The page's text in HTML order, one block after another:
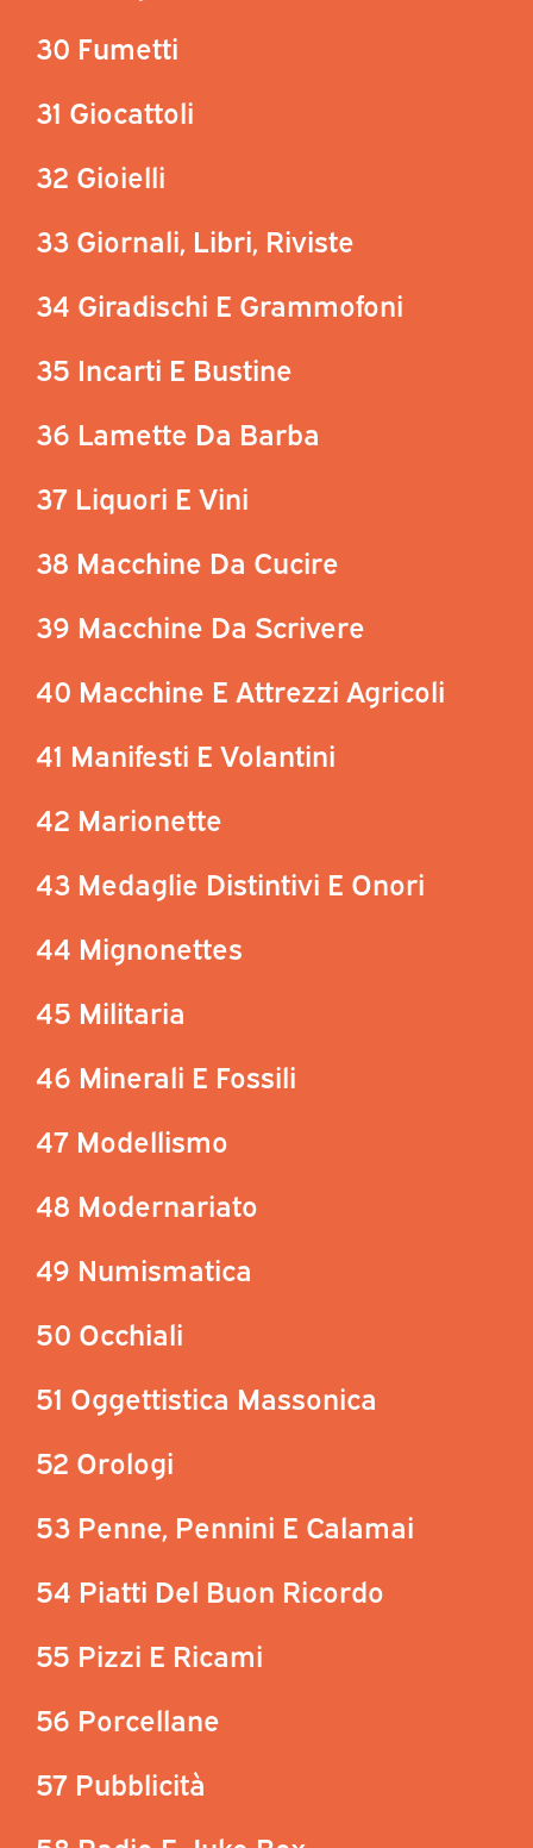
30 Fumetti
31 Giocattoli
32 Gioielli
33 Giornali, Libri, Riviste
34 Giradischi E Grammofoni
35 Incarti E Bustine
36 Lamette Da Barba
37 Liquori E Vini
38 Macchine Da Cucire
39 Macchine Da Scrivere
40 Macchine E Attrezzi Agricoli
41 Manifesti E Volantini
42 Marionette
43 Medaglie Distintivi E Onori
44 Mignonettes
45 Militaria
46 Minerali E Fossili
47 Modellismo
48 Modernariato
49 Numismatica
50 Occhiali
51 Oggettistica Massonica
52 Orologi
53 Penne, Pennini E Calamai
54 Piatti Del Buon Ricordo
55 Pizzi E Ricami
56 Porcellane
57 Pubblicità